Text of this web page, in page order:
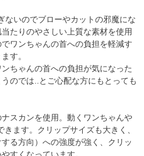
ないのでブローやカットの邪魔にな
たりのやさしい上質な素材を使用
ワンちゃんの首への負担を軽減す
す。
ちゃんの首への負担が気になった
のでは..とご心配な方にもとっても
スカンを使用。動くワンちゃんや
ます。クリップサイズも大きく、
る方向）への強度が強く、クリッ